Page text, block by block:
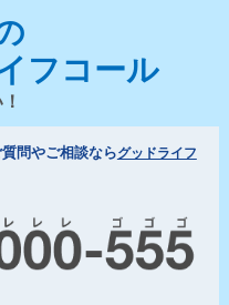
フコール
問やご相談ならグッドライフ